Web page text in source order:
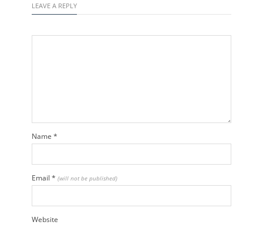
LEAVE A REPLY
Name *
Email * (will not be published)
Website